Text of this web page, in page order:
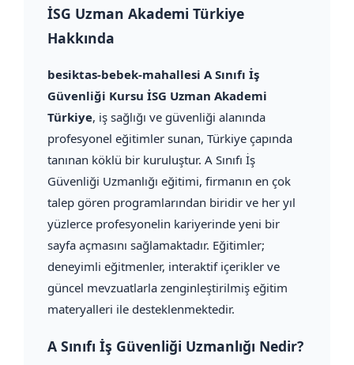
İSG Uzman Akademi Türkiye
Hakkında
besiktas-bebek-mahallesi A Sınıfı İş
Güvenliği Kursu İSG Uzman Akademi
Türkiye, iş sağlığı ve güvenliği alanında
profesyonel eğitimler sunan, Türkiye çapında
tanınan köklü bir kuruluştur. A Sınıfı İş
Güvenliği Uzmanlığı eğitimi, firmanın en çok
talep gören programlarından biridir ve her yıl
yüzlerce profesyonelin kariyerinde yeni bir
sayfa açmasını sağlamaktadır. Eğitimler;
deneyimli eğitmenler, interaktif içerikler ve
güncel mevzuatlarla zenginleştirilmiş eğitim
materyalleri ile desteklenmektedir.
A Sınıfı İş Güvenliği Uzmanlığı Nedir?